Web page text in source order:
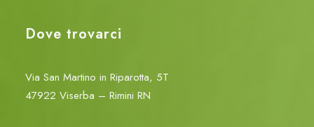
Dove trovarci
Via San Martino in Riparotta, 5T
47922 Viserba – Rimini RN